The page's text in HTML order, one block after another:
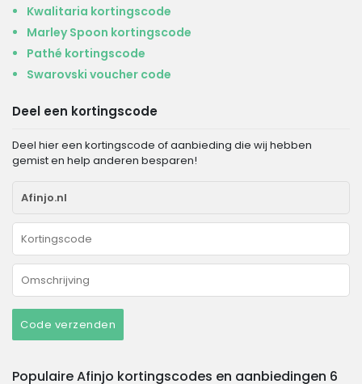
Kwalitaria kortingscode
Marley Spoon kortingscode
Pathé kortingscode
Swarovski voucher code
Deel een kortingscode
Deel hier een kortingscode of aanbieding die wij hebben
gemist en help anderen besparen!
Code verzenden
Populaire Afinjo kortingscodes en aanbiedingen 6